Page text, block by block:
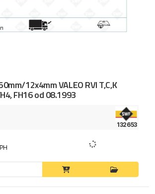
12x4mm VALEO RVI T,C,K
FH16 od 08.1993
132653